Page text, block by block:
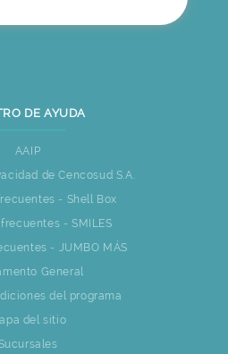
DE AYUDA
AAIP
de Cencosud S.A.
- Shell Box
- SMILES
- JUMBO MÁS
General
del programa
del sitio